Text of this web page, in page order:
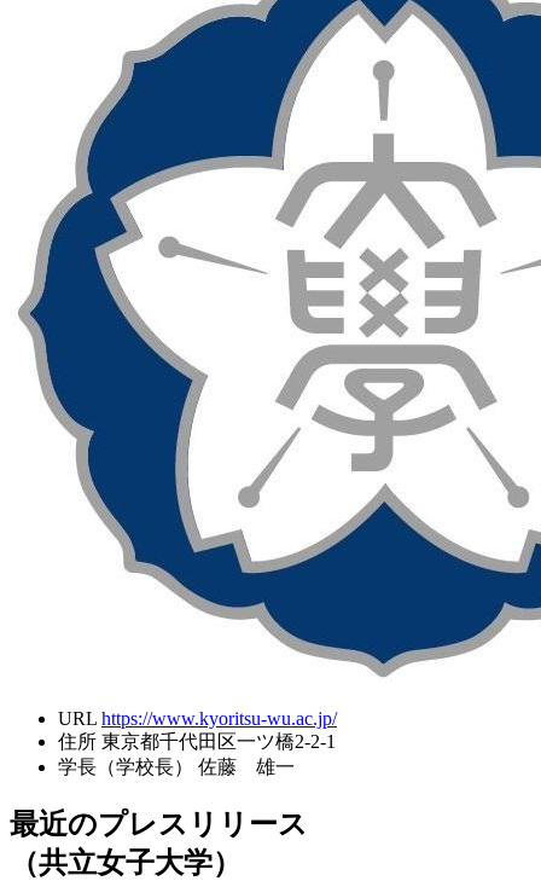
URL https://www.kyoritsu-wu.ac.jp/
住所 東京都千代田区一ツ橋2-2-1
学長（学校長）
佐藤 雄一
最近のプレスリリース
（共立女子大学）